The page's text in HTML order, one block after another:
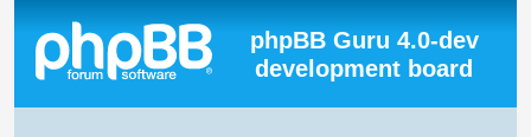
phpBB Guru 4.0-dev
development board